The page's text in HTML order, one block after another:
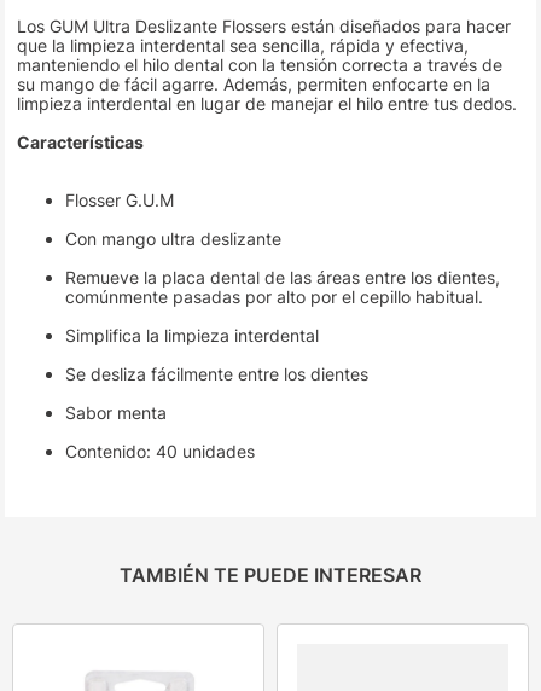
Los GUM Ultra Deslizante Flossers están diseñados para hacer
que la limpieza interdental sea sencilla, rápida y efectiva,
manteniendo el hilo dental con la tensión correcta a través de
su mango de fácil agarre. Además, permiten enfocarte en la
limpieza interdental en lugar de manejar el hilo entre tus dedos.
Características
Flosser G.U.M
Con mango ultra deslizante
Remueve la placa dental de las áreas entre los dientes,
comúnmente pasadas por alto por el cepillo habitual.
Simplifica la limpieza interdental
Se desliza fácilmente entre los dientes
Sabor menta
Contenido: 40 unidades
TAMBIÉN TE PUEDE INTERESAR